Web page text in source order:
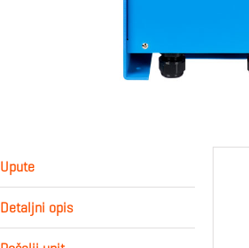
Upute
Detaljni opis